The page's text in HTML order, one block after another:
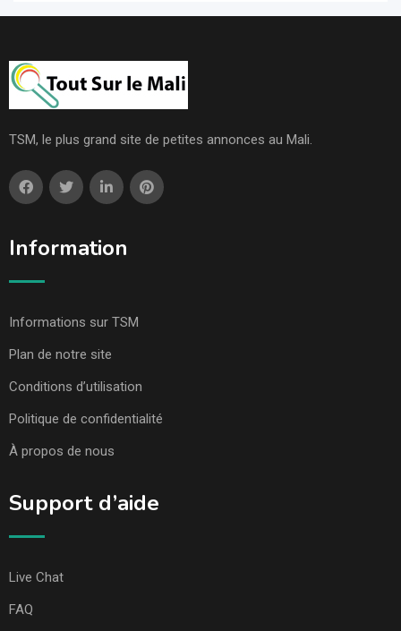
TSM, le plus grand site de petites annonces au Mali.
Information
Informations sur TSM
Plan de notre site
Conditions d’utilisation
Politique de confidentialité
À propos de nous
Support d’aide
Live Chat
FAQ